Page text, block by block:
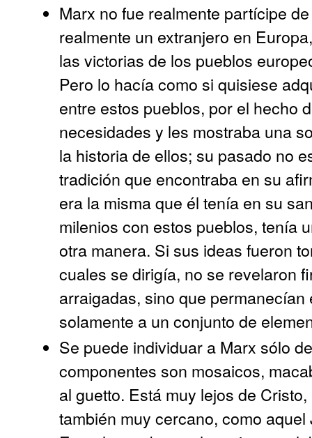
Marx no fue realmente partícipe
realmente un extranjero en
las victorias de los pueblos
Pero lo hacía como si quisiese
entre estos pueblos, por el hecho
necesidades y les mostraba una
la historia de ellos; su pasado no
tradición que encontraba en su
era la misma que él tenía en su
milenios con estos pueblos, tenía
otra manera. Si sus ideas fueron
cuales se dirigía, no se revelaron
arraigadas, sino que
solamente a un conjunto de
Se puede individuar a Marx sólo
componentes son mosaicos,
al guetto. Está muy lejos de
también muy cercano, como